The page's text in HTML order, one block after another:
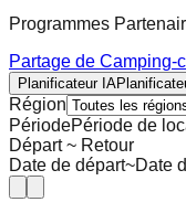
Programmes
Partage de Camping-
Planificateur IA
Région
PériodePériode de
Départ ~ Retour
Date de départ~Date